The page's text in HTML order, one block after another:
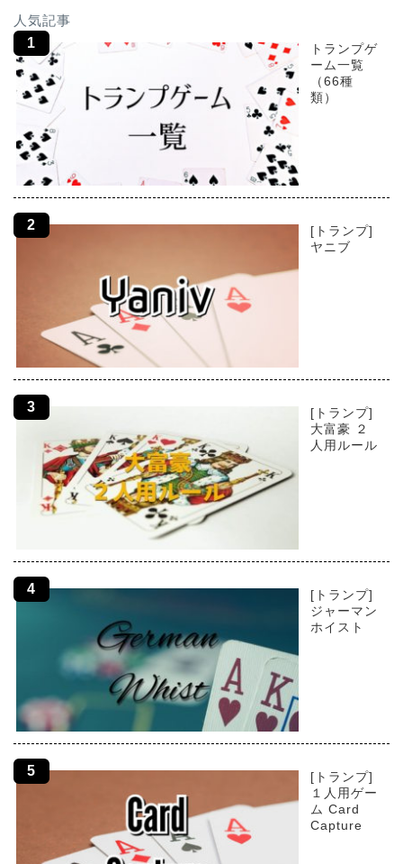
人気記事
トランプゲ
ーム一覧
（66種
類）
[トランプ]
ヤニブ
[トランプ]
大富豪 ２
人用ルール
[トランプ]
ジャーマン
ホイスト
[トランプ]
１人用ゲー
ム Card
Capture